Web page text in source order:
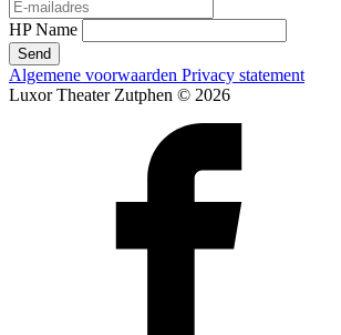
HP Name
Send
Algemene voorwaarden Privacy statement
Luxor Theater Zutphen © 2026